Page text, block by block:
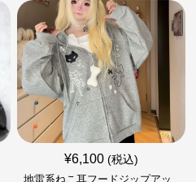
¥6,100 (税込)
地雷系ねこ耳フードジップアッ